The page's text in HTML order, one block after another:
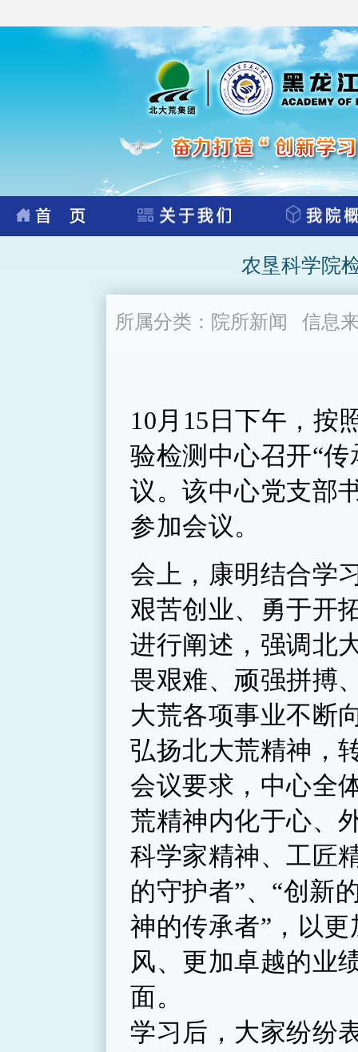
农垦科学院
所属分类：院所新闻 信息
10月15日下午，按
验检测中心召开“
议。该中心党支部
参加会议。
会上，康明结合学
艰苦创业、勇于开
进行阐述，强调北
畏艰难、顽强拼搏
大荒各项事业不断
弘扬北大荒精神，
会议要求，中心全
荒精神内化于心、
科学家精神、工匠
的守护者”、“创新
神的传承者”，以
风、更加卓越的业
面。
学习后，大家纷纷